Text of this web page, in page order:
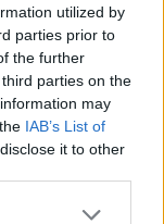
utilized by
parties prior to
the further
parties on the
may
IAB’s List of
it to other
Gnecchi